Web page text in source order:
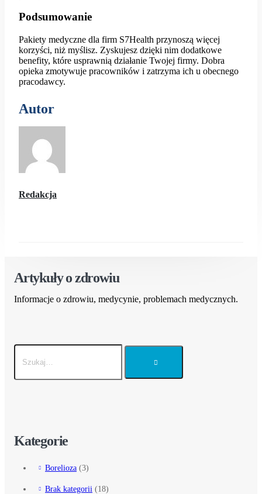
Podsumowanie
Pakiety medyczne dla firm S7Health przynoszą więcej
korzyści, niż myślisz. Zyskujesz dzięki nim dodatkowe
benefity, które usprawnią działanie Twojej firmy. Dobra
opieka zmotywuje pracowników i zatrzyma ich u obecnego
pracodawcy.
Autor
Redakcja
Artykuły o zdrowiu
Informacje o zdrowiu, medycynie, problemach medycznych.
Kategorie
Borelioza (3)
Brak kategorii (18)